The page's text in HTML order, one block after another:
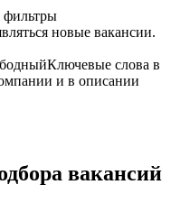
фильтры
новые вакансии.
Ключевые слова в
и в описании
вакансий